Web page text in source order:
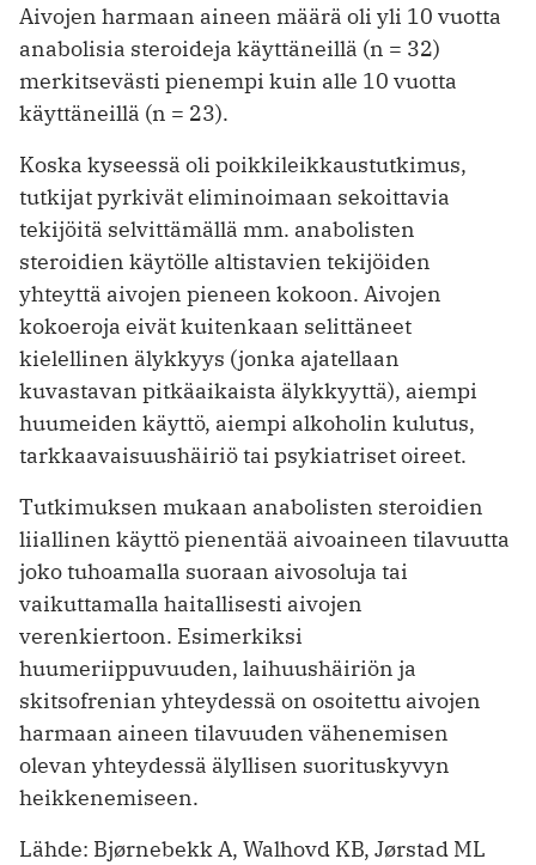
Aivojen harmaan aineen määrä oli yli 10 vuotta
anabolisia steroideja käyttäneillä (n = 32)
merkitsevästi pienempi kuin alle 10 vuotta
käyttäneillä (n = 23).
Koska kyseessä oli poikkileikkaustutkimus,
tutkijat pyrkivät eliminoimaan sekoittavia
tekijöitä selvittämällä mm. anabolisten
steroidien käytölle altistavien tekijöiden
yhteyttä aivojen pieneen kokoon. Aivojen
kokoeroja eivät kuitenkaan selittäneet
kielellinen älykkyys (jonka ajatellaan
kuvastavan pitkäaikaista älykkyyttä), aiempi
huumeiden käyttö, aiempi alkoholin kulutus,
tarkkaavaisuushäiriö tai psykiatriset oireet.
Tutkimuksen mukaan anabolisten steroidien
liiallinen käyttö pienentää aivoaineen tilavuutta
joko tuhoamalla suoraan aivosoluja tai
vaikuttamalla haitallisesti aivojen
verenkiertoon. Esimerkiksi
huumeriippuvuuden, laihuushäiriön ja
skitsofrenian yhteydessä on osoitettu aivojen
harmaan aineen tilavuuden vähenemisen
olevan yhteydessä älyllisen suorituskyvyn
heikkenemiseen.
Lähde: Bjørnebekk A, Walhovd KB, Jørstad ML